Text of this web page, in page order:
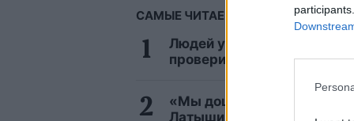
САМЫЕ ЧИТАЕМЫЕ
Людей увлёк быстрый IQ-
проверить твою эрудицию
«Мы дошли до порога,
Латыши встревожены тем,